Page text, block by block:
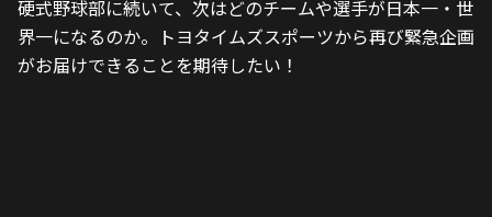
硬式野球部に続いて、次はどのチームや選手が日本一・世
界一になるのか。トヨタイムズスポーツから再び緊急企画
がお届けできることを期待したい！